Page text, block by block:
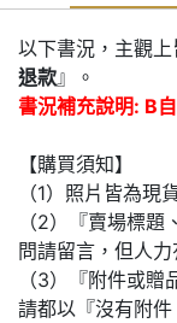
以下書況，主觀
退款』。
書況補充說明: B
【購買須知】
（1）照片皆為現
（2）『賣場標
問請留言，但人
（3）『附件或
請都以『沒有附件